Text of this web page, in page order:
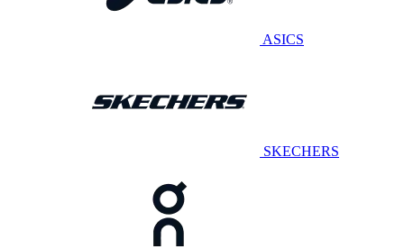
ASICS
SKECHERS